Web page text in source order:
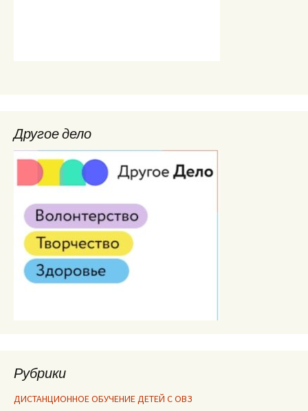
Другое дело
Рубрики
ДИСТАНЦИОННОЕ ОБУЧЕНИЕ ДЕТЕЙ С ОВЗ